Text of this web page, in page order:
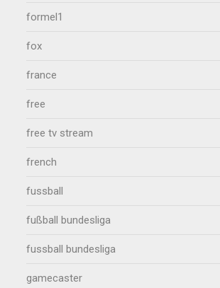
formel1
fox
france
free
free tv stream
french
fussball
fußball bundesliga
fussball bundesliga
gamecaster